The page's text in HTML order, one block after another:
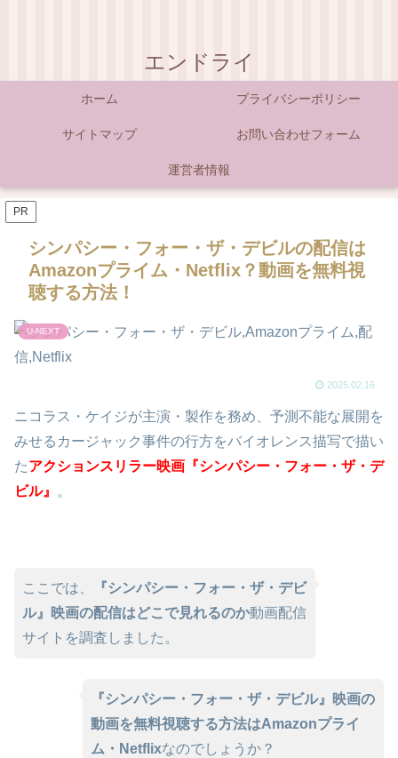
エンドライ
ホーム プライバシーポリシー
サイトマップ お問い合わせフォーム
運営者情報
PR
シンパシー・フォー・ザ・デビルの配信は
Amazonプライム・Netflix？動画を無料視
聴する方法！
U-NEXT
2025.02.16
ニコラス・ケイジが主演・製作を務め、予測不能な展開を
みせるカージャック事件の行方をバイオレンス描写で描い
たアクションスリラー映画『シンパシー・フォー・ザ・デ
ビル』
。
ここでは、
『シンパシー・フォー・ザ・デビ
ル』映画の配信はどこで見れるのか動画配信
サイトを調査しました。
『シンパシー・フォー・ザ・デビル』映画の
動画を無料視聴する方法はAmazonプライ
ム・Netflixなのでしょうか？